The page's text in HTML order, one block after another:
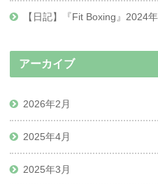
【日記】『Fit Boxing』2024
アーカイブ
2026年2月
2025年4月
2025年3月